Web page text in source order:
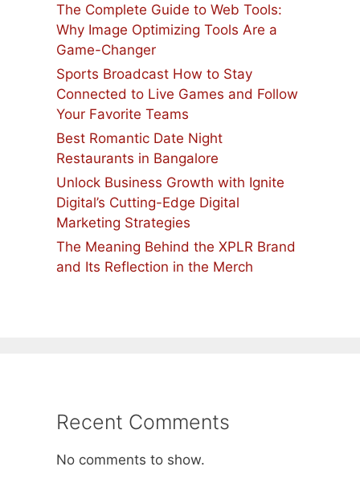
The Complete Guide to Web Tools:
Why Image Optimizing Tools Are a
Game-Changer
Sports Broadcast How to Stay
Connected to Live Games and Follow
Your Favorite Teams
Best Romantic Date Night
Restaurants in Bangalore
Unlock Business Growth with Ignite
Digital’s Cutting-Edge Digital
Marketing Strategies
The Meaning Behind the XPLR Brand
and Its Reflection in the Merch
Recent Comments
No comments to show.